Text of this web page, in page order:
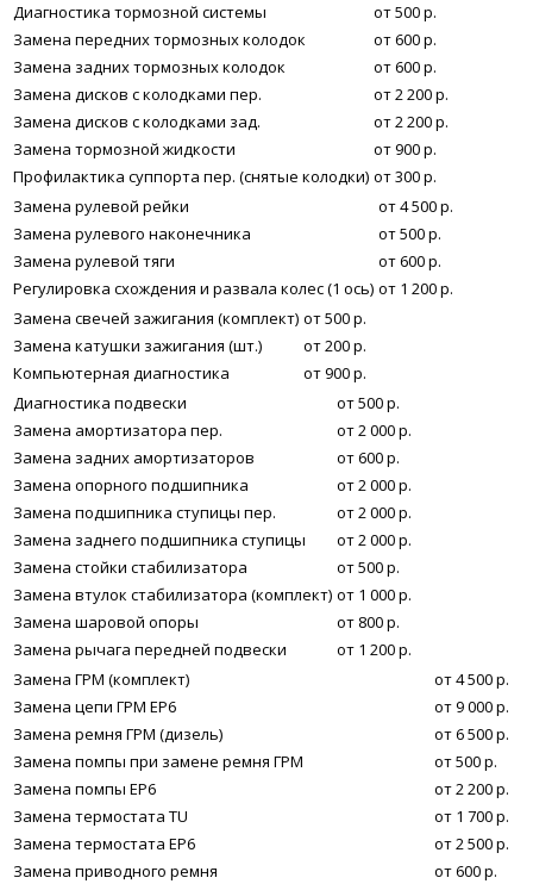
Диагностика тормозной системы
от 500 р.
Замена передних тормозных колодок
от 600 р.
Замена задних тормозных колодок
от 600 р.
Замена дисков с колодками пер.
от 2 200 р.
Замена дисков с колодками зад.
от 2 200 р.
Замена тормозной жидкости
от 900 р.
Профилактика суппорта пер. (снятые колодки) от 300 р.
Замена рулевой рейки
от 4 500 р.
Замена рулевого наконечника
от 500 р.
Замена рулевой тяги
от 600 р.
Регулировка схождения и развала колес (1 ось) от 1 200 р.
Замена свечей зажигания (комплект) от 500 р.
Замена катушки зажигания (шт.)
от 200 р.
Компьютерная диагностика
от 900 р.
Диагностика подвески
от 500 р.
Замена амортизатора пер.
от 2 000 р.
Замена задних амортизаторов
от 600 р.
Замена опорного подшипника
от 2 000 р.
Замена подшипника ступицы пер.
от 2 000 р.
Замена заднего подшипника ступицы
от 2 000 р.
Замена стойки стабилизатора
от 500 р.
Замена втулок стабилизатора (комплект) от 1 000 р.
Замена шаровой опоры
от 800 р.
Замена рычага передней подвески
от 1 200 р.
Замена ГРМ (комплект)
от 4 500 р.
Замена цепи ГРМ EP6
от 9 000 р.
Замена ремня ГРМ (дизель)
от 6 500 р.
Замена помпы при замене ремня ГРМ
от 500 р.
Замена помпы EP6
от 2 200 р.
Замена термостата TU
от 1 700 р.
Замена термостата EP6
от 2 500 р.
Замена приводного ремня
от 600 р.